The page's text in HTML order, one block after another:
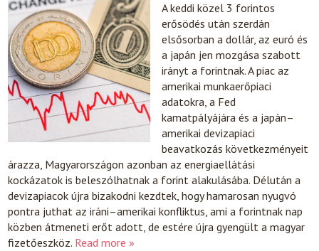
A keddi közel 3 forintos
erősödés után szerdán
elsősorban a dollár, az euró és
a japán jen mozgása szabott
irányt a forintnak. A piac az
amerikai munkaerőpiaci
adatokra, a Fed
kamatpályájára és a japán–
amerikai devizapiaci
beavatkozás következményeit
árazza, Magyarországon azonban az energiaellátási
kockázatok is beleszólhatnak a forint alakulásába. Délután a
devizapiacok újra bizakodni kezdtek, hogy hamarosan nyugvó
pontra juthat az iráni–amerikai konfliktus, ami a forintnak nap
közben átmeneti erőt adott, de estére újra gyengült a magyar
fizetőeszköz. Read more »